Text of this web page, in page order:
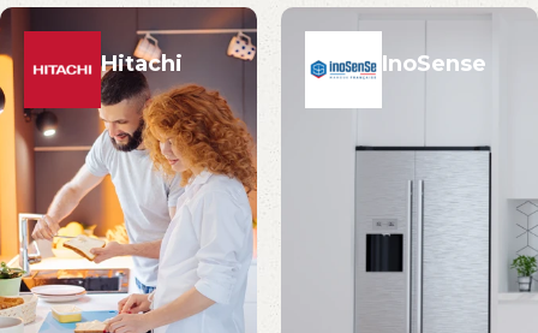
Hitachi InoSense